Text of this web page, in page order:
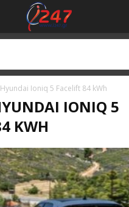
Hyundai Ioniq 5 Facelift 84 kWh
IONIQ 5
KWH